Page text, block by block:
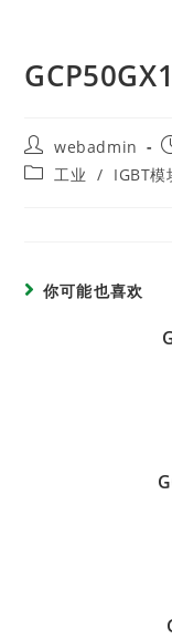
webadmin
工业 / IGBT模
你可能也喜欢